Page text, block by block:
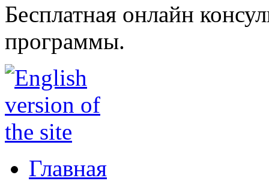
Бесплатная онлайн
программы.
Главная